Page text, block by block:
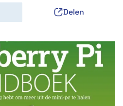
Delen